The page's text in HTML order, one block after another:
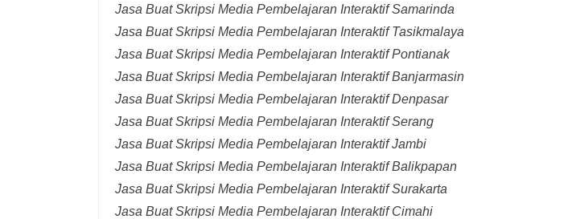
Jasa Buat Skripsi Media Pembelajaran Interaktif Samarinda
Jasa Buat Skripsi Media Pembelajaran Interaktif Tasikmalaya
Jasa Buat Skripsi Media Pembelajaran Interaktif Pontianak
Jasa Buat Skripsi Media Pembelajaran Interaktif Banjarmasin
Jasa Buat Skripsi Media Pembelajaran Interaktif Denpasar
Jasa Buat Skripsi Media Pembelajaran Interaktif Serang
Jasa Buat Skripsi Media Pembelajaran Interaktif Jambi
Jasa Buat Skripsi Media Pembelajaran Interaktif Balikpapan
Jasa Buat Skripsi Media Pembelajaran Interaktif Surakarta
Jasa Buat Skripsi Media Pembelajaran Interaktif Cimahi